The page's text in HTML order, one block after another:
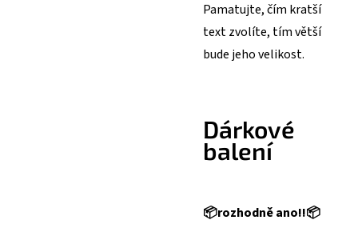
Pamatujte, čím kratší
text zvolíte, tím větší
bude jeho velikost.
Dárkové
balení
📦rozhodně ano!!📦